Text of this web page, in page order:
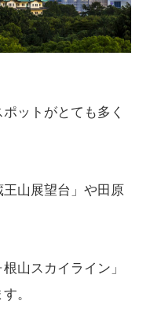
ットがとても多く
山展望台」や田原
山スカイライン」
。